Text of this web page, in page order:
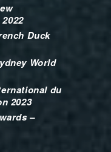
Duck
World
du
2023
–